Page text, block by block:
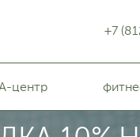
+7
центр